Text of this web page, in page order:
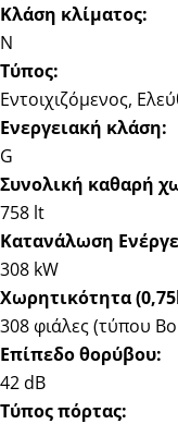
Κλάση κλίματος:
N
Τύπος:
Εντοιχιζόμενος,
Ενεργειακή κλάση:
G
Συνολική καθαρή
758 lt
Κατανάλωση
308 kW
Χωρητικότητα
308 φιάλες (τύπου
Επίπεδο θορύβου:
42 dB
Τύπος πόρτας: